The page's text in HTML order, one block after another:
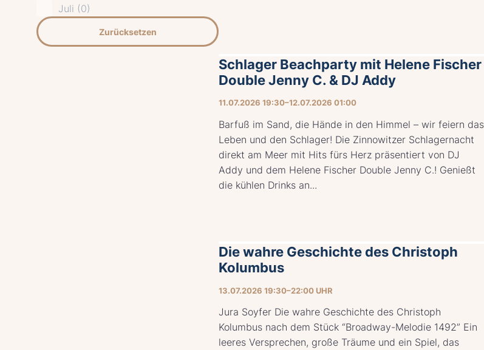
Juli (0)
Zurücksetzen
11.07.2026 19:30–12.07.2026 01:00
Schlager Beachparty mit Helene Fischer
Double Jenny C. & DJ Addy
Barfuß im Sand, die Hände in den Himmel – wir feiern das
Leben und den Schlager! Die Zinnowitzer Schlagernacht
direkt am Meer mit Hits fürs Herz präsentiert von DJ
Addy und dem Helene Fischer Double Jenny C.! Genießt
die kühlen Drinks an...
13.07.2026 19:30–22:00 UHR
Die wahre Geschichte des Christoph
Kolumbus
Jura Soyfer Die wahre Geschichte des Christoph
Kolumbus nach dem Stück “Broadway-Melodie 1492” Ein
leeres Versprechen, große Träume und ein Spiel, das